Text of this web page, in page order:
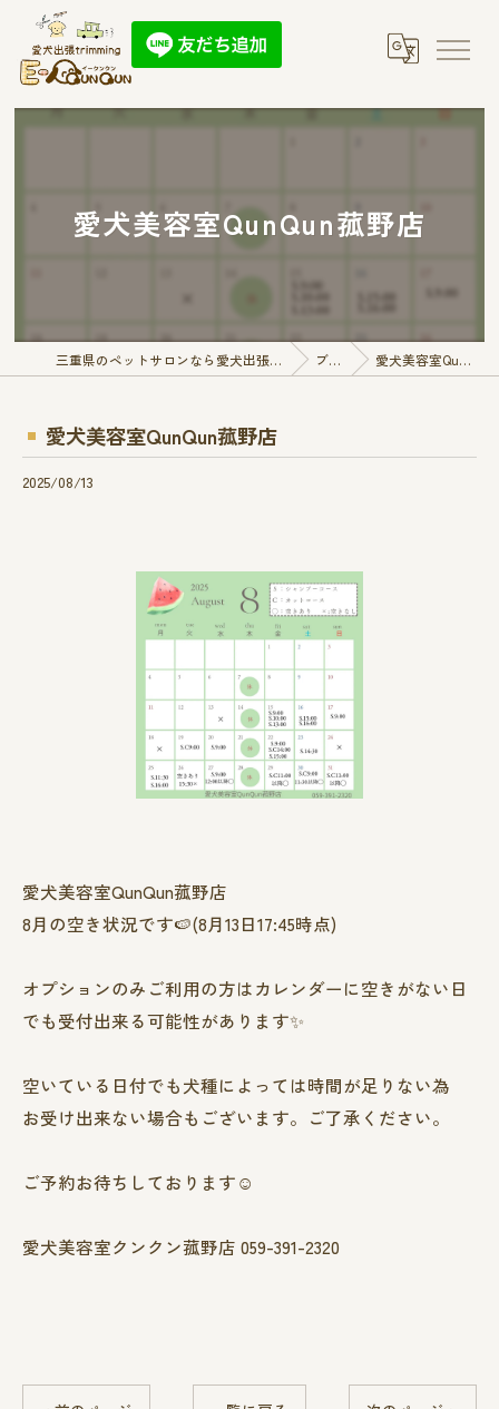
愛犬美容室QunQun菰野店
三重県のペットサロンなら愛犬出張トリミング E-QunQun ブログ 愛犬美容室QunQun菰野店
愛犬美容室QunQun菰野店
2025/08/13
愛犬美容室QunQun菰野店
8月の空き状況です🍉(8月13日17:45時点)
オプションのみご利用の方はカレンダーに空きがない日
でも受付出来る可能性があります✨
空いている日付でも犬種によっては時間が足りない為
お受け出来ない場合もございます。ご了承ください。
ご予約お待ちしております☺️
愛犬美容室クンクン菰野店 059-391-2320